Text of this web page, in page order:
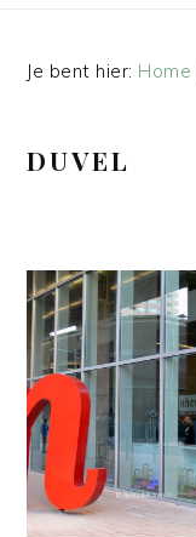
Je bent hier: Home
DUVEL